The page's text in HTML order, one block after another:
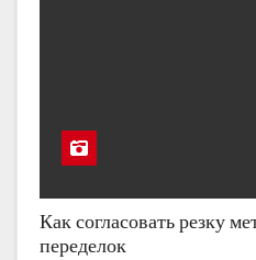
Как согласовать резку
переделок